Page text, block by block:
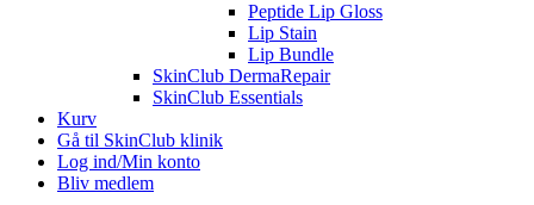
Peptide Lip Gloss
Lip Stain
Lip Bundle
SkinClub DermaRepair
SkinClub Essentials
Kurv
Gå til SkinClub klinik
Log ind/Min konto
Bliv medlem